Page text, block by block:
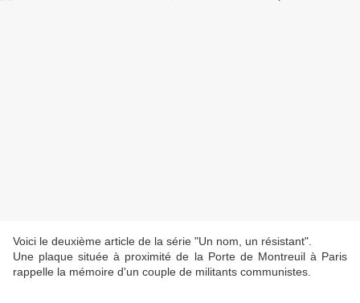
Voici le deuxième article de la série "Un nom, un résistant".
Une plaque située à proximité de la Porte de Montreuil à Paris
rappelle la mémoire d'un couple de militants communistes.